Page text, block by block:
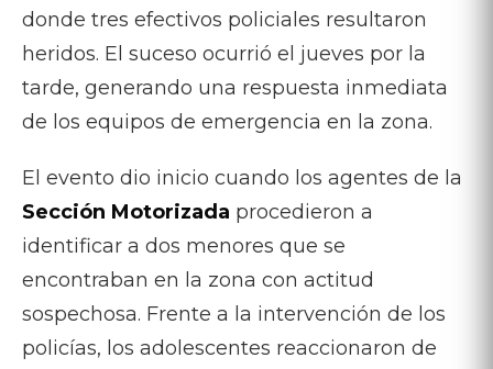
donde tres efectivos policiales resultaron
heridos. El suceso ocurrió el jueves por la
tarde, generando una respuesta inmediata
de los equipos de emergencia en la zona.
El evento dio inicio cuando los agentes de la
Sección Motorizada procedieron a
identificar a dos menores que se
encontraban en la zona con actitud
sospechosa. Frente a la intervención de los
policías, los adolescentes reaccionaron de